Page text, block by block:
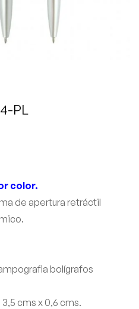
PL
color.
de apertura retráctil
bolígrafos
3,5 cms x 0,6 cms.